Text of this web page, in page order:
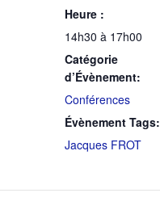
Heure :
14h30 à 17h00
Catégorie
d’Évènement:
Conférences
Évènement Tags:
Jacques FROT